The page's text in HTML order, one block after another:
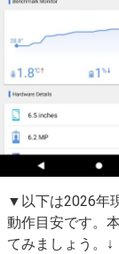
▼以下は2026年
動作目安です。
てみましょう。↓